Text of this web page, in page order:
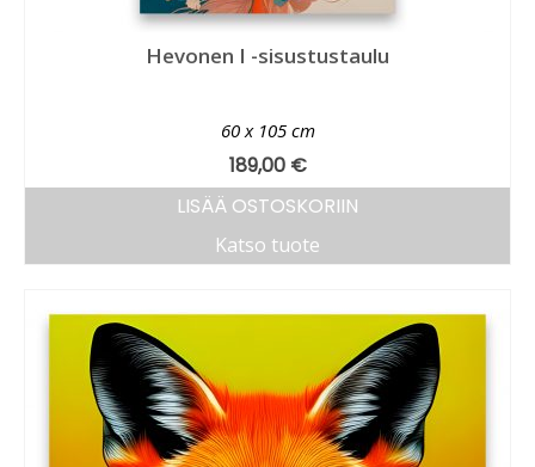
Hevonen I -sisustustaulu
60 x 105 cm
189,00 €
LISÄÄ OSTOSKORIIN
Katso tuote